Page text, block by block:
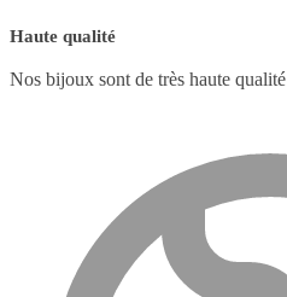
Haute qualité
Nos bijoux sont de très haute qualité